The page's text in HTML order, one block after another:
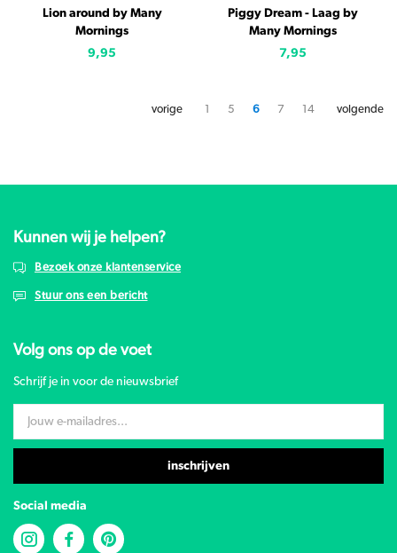
Lion around by Many
Mornings
9,95
Piggy Dream - Laag by
Many Mornings
7,95
vorige 5 6 7 14 volgende
Kunnen wij je helpen?
Bezoek onze klantenservice
Stuur ons een bericht
Volg ons op de voet
Schrijf je in voor de nieuwsbrief
inschrijven
Social media